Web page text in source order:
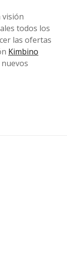
visión
todos los
las ofertas
Kimbino